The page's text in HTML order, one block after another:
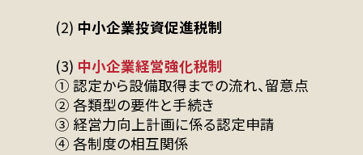
(2) 中小企業投資促進税制
(3) 中小企業経営強化税制
① 認定から設備取得までの流れ、留意点
② 各類型の要件と手続き
③ 経営力向上計画に係る認定申請
④ 各制度の相互関係